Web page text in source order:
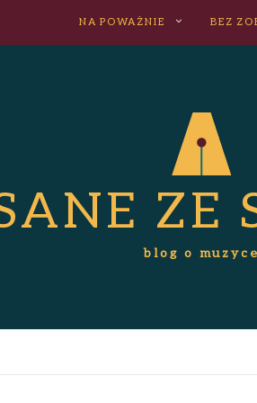
NA POWAŻNIE BEZ
ZE
blog o muzyce